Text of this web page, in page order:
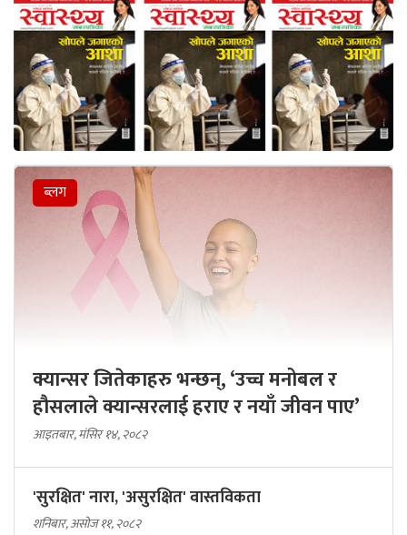
ब्लग
क्यान्सर जितेकाहरु भन्छन्, ‘उच्च मनोबल र
हौसलाले क्यान्सरलाई हराए र नयाँ जीवन पाए’
आइतबार, मंसिर १४, २०८२
'सुरक्षित' नारा, 'असुरक्षित' वास्तविकता
शनिबार, असोज ११, २०८२